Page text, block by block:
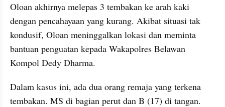
Oloan akhirnya melepas 3 tembakan ke arah kaki
dengan pencahayaan yang kurang. Akibat situasi tak
kondusif, Oloan meninggalkan lokasi dan meminta
bantuan penguatan kepada Wakapolres Belawan
Kompol Dedy Dharma.
Dalam kasus ini, ada dua orang remaja yang terkena
tembakan. MS di bagian perut dan B (17) di tangan.